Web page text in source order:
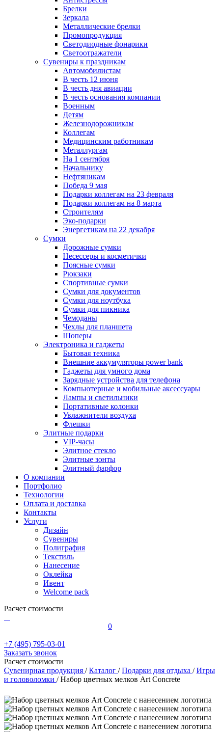
Брелки
Зеркала
Металлические брелки
Промопродукция
Светодиодные фонарики
Светоотражатели
Сувениры к праздникам
Автомобилистам
В честь 12 июня
В честь дня авиации
В честь основания компании
Военным
Детям
Железнодорожникам
Коллегам
Медицинским работникам
Металлургам
На 1 сентября
Начальнику
Нефтяникам
Победа 9 мая
Подарки коллегам на 23 февраля
Подарки коллегам на 8 марта
Строителям
Эко-подарки
Энергетикам на 22 декабря
Сумки
Дорожные сумки
Несессеры и косметички
Поясные сумки
Рюкзаки
Спортивные сумки
Сумки для документов
Сумки для ноутбука
Сумки для пикника
Чемоданы
Чехлы для планшета
Шоперы
Электроника и гаджеты
Бытовая техника
Внешние аккумуляторы power bank
Гаджеты для умного дома
Зарядные устройства для телефона
Компьютерные и мобильные аксессуары
Лампы и светильники
Портативные колонки
Увлажнители воздуха
Флешки
Элитные подарки
VIP-часы
Элитное стекло
Элитные зонты
Элитный фарфор
О компании
Портфолио
Технологии
Оплата и доставка
Контакты
Услуги
Дизайн
Сувениры
Полиграфия
Текстиль
Нанесение
Оклейка
Ивент
Welcome pack
Расчет стоимости
0
+7 (495) 795-03-01
Заказать звонок
Расчет стоимости
Сувенирная продукция / Каталог / Подарки для отдыха / Игры
и головоломки / Набор цветных мелков Art Concrete